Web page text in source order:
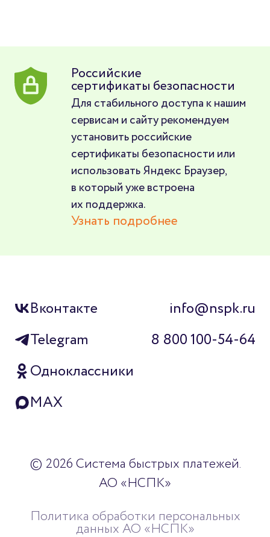
Российские
сертификаты безопасности
Для стабильного доступа к нашим
сервисам и сайту рекомендуем
установить российские
сертификаты безопасности или
использовать Яндекс Браузер,
в который уже встроена
их поддержка.
Узнать подробнее
Вконтакте
Одноклассники
Telegram
MAX
info@nspk.ru
8 800 100-54-64
© 2026 Система быстрых платежей.
АО «НСПК»
Политика обработки персональных
данных АО «НСПК»